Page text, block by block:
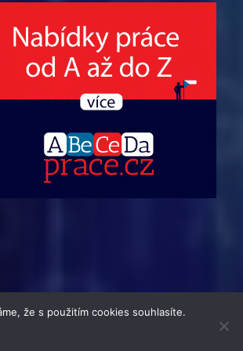
že s použitím cookies souhlasíte.